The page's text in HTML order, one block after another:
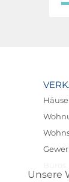
Unsere